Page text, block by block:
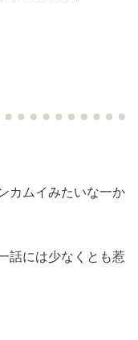
カムイみたいな一か
話には少なくとも惹